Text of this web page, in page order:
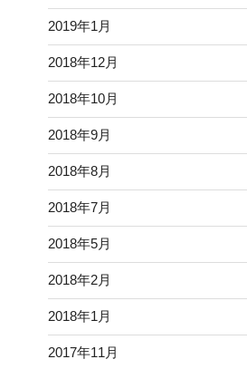
2019年1月
2018年12月
2018年10月
2018年9月
2018年8月
2018年7月
2018年5月
2018年2月
2018年1月
2017年11月